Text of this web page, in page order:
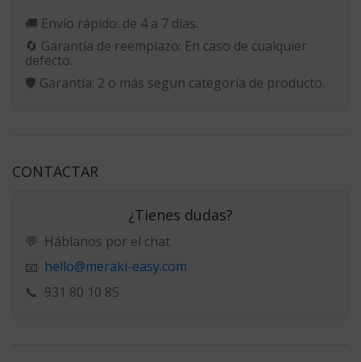
🚚 Envío rápido: de 4 a 7 días.
🔄 Garantía de reemplazo: En caso de cualquier
defecto.
🛡️ Garantía: 2 o más segun categoría de producto.
CONTACTAR
¿Tienes dudas?
💬 Háblanos por el chat
📧 hello@meraki-easy.com
📞 931 80 10 85